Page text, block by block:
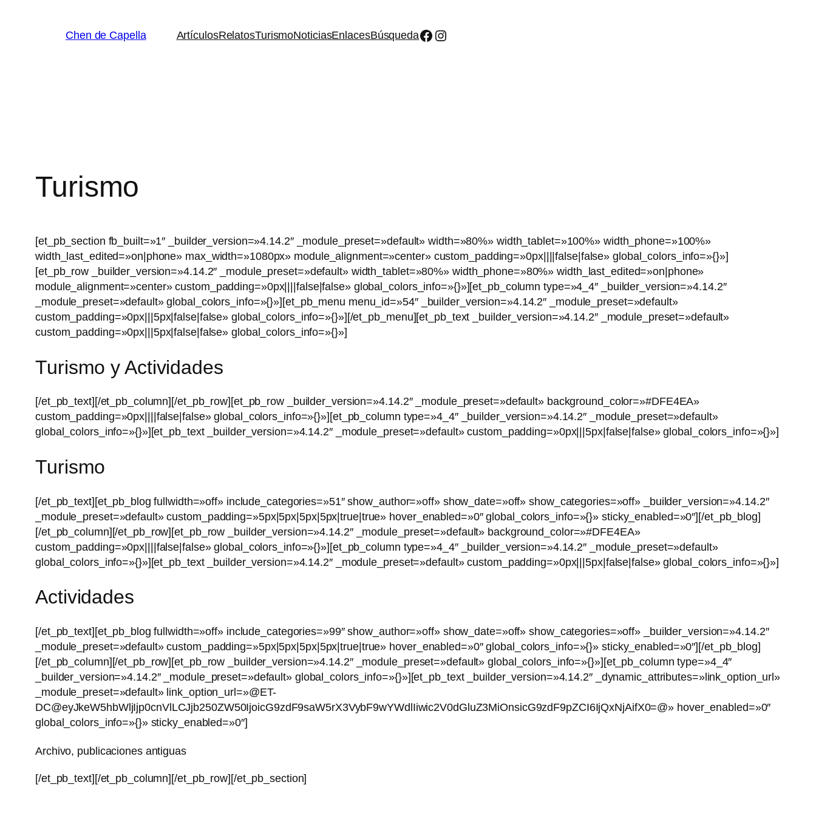
Chen de Capella ArtículosRelatosTurismoNoticiasEnlacesBúsquedaFacebook
Instagram
Turismo
[et_pb_section fb_built=»1″ _builder_version=»4.14.2″ _module_preset=»default» width=»80%» width_tablet=»100%» width_phone=»100%»
width_last_edited=»on|phone» max_width=»1080px» module_alignment=»center» custom_padding=»0px||||false|false» global_colors_info=»{}»]
[et_pb_row _builder_version=»4.14.2″ _module_preset=»default» width_tablet=»80%» width_phone=»80%» width_last_edited=»on|phone»
module_alignment=»center» custom_padding=»0px||||false|false» global_colors_info=»{}»][et_pb_column type=»4_4″ _builder_version=»4.14.2″
_module_preset=»default» global_colors_info=»{}»][et_pb_menu menu_id=»54″ _builder_version=»4.14.2″ _module_preset=»default»
custom_padding=»0px|||5px|false|false» global_colors_info=»{}»][/et_pb_menu][et_pb_text _builder_version=»4.14.2″ _module_preset=»default»
custom_padding=»0px|||5px|false|false» global_colors_info=»{}»]
Turismo y Actividades
[/et_pb_text][/et_pb_column][/et_pb_row][et_pb_row _builder_version=»4.14.2″ _module_preset=»default» background_color=»#DFE4EA»
custom_padding=»0px||||false|false» global_colors_info=»{}»][et_pb_column type=»4_4″ _builder_version=»4.14.2″ _module_preset=»default»
global_colors_info=»{}»][et_pb_text _builder_version=»4.14.2″ _module_preset=»default» custom_padding=»0px|||5px|false|false» global_colors_info=»{}»]
Turismo
[/et_pb_text][et_pb_blog fullwidth=»off» include_categories=»51″ show_author=»off» show_date=»off» show_categories=»off» _builder_version=»4.14.2″
_module_preset=»default» custom_padding=»5px|5px|5px|5px|true|true» hover_enabled=»0″ global_colors_info=»{}» sticky_enabled=»0″][/et_pb_blog]
[/et_pb_column][/et_pb_row][et_pb_row _builder_version=»4.14.2″ _module_preset=»default» background_color=»#DFE4EA»
custom_padding=»0px||||false|false» global_colors_info=»{}»][et_pb_column type=»4_4″ _builder_version=»4.14.2″ _module_preset=»default»
global_colors_info=»{}»][et_pb_text _builder_version=»4.14.2″ _module_preset=»default» custom_padding=»0px|||5px|false|false» global_colors_info=»{}»]
Actividades
[/et_pb_text][et_pb_blog fullwidth=»off» include_categories=»99″ show_author=»off» show_date=»off» show_categories=»off» _builder_version=»4.14.2″
_module_preset=»default» custom_padding=»5px|5px|5px|5px|true|true» hover_enabled=»0″ global_colors_info=»{}» sticky_enabled=»0″][/et_pb_blog]
[/et_pb_column][/et_pb_row][et_pb_row _builder_version=»4.14.2″ _module_preset=»default» global_colors_info=»{}»][et_pb_column type=»4_4″
_builder_version=»4.14.2″ _module_preset=»default» global_colors_info=»{}»][et_pb_text _builder_version=»4.14.2″ _dynamic_attributes=»link_option_url»
_module_preset=»default» link_option_url=»@ET-
DC@eyJkeW5hbWljIjp0cnVlLCJjb250ZW50IjoicG9zdF9saW5rX3VybF9wYWdlIiwic2V0dGluZ3MiOnsicG9zdF9pZCI6IjQxNjAifX0=@» hover_enabled=»0″
global_colors_info=»{}» sticky_enabled=»0″]
Archivo, publicaciones antiguas
[/et_pb_text][/et_pb_column][/et_pb_row][/et_pb_section]